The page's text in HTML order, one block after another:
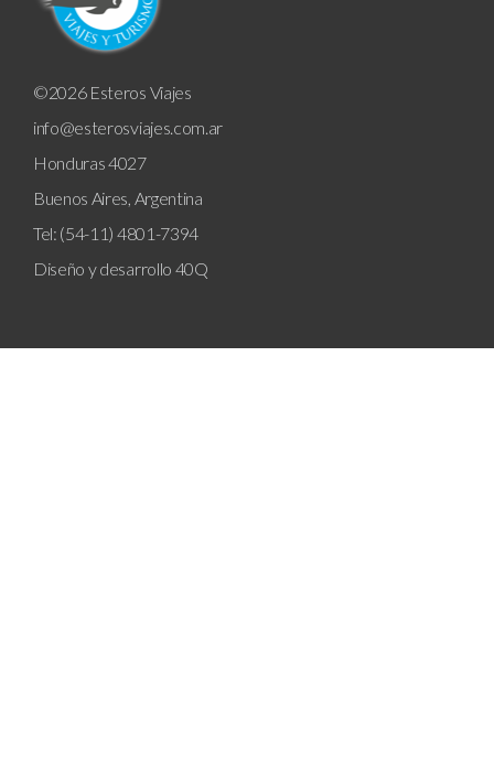
©2026 Esteros Viajes
info@esterosviajes.com.ar
Honduras 4027
Buenos Aires, Argentina
Tel: (54-11) 4801-7394
Diseño y desarrollo 40Q